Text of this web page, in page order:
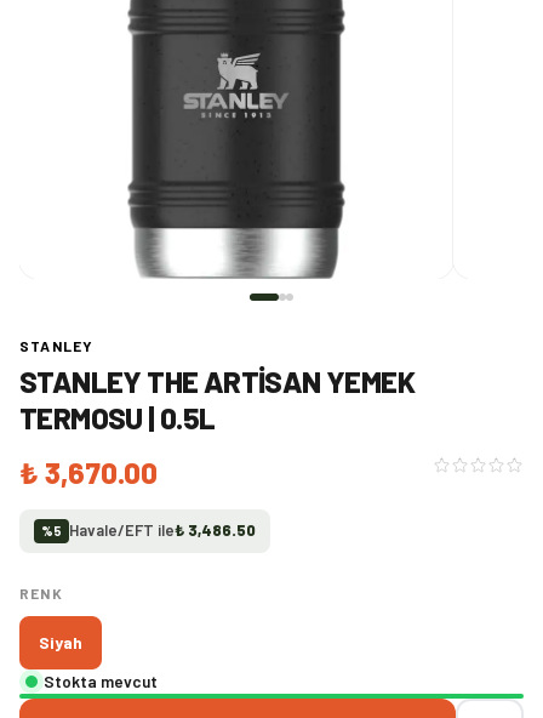
STANLEY
STANLEY THE ARTISAN YEMEK
TERMOSU | 0.5L
₺ 3,670.00
%5 Havale/EFT ile₺ 3,486.50
RENK
Siyah
Stokta mevcut